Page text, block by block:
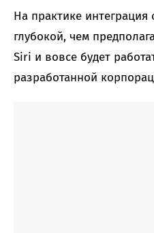
На практике интеграция
глубокой, чем
Siri и вовсе будет
разработанной